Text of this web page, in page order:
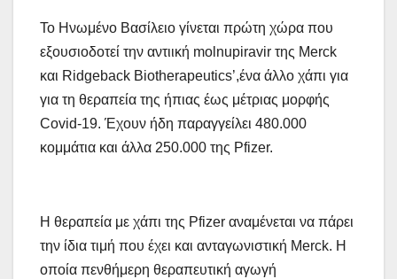
Το Ηνωμένο Βασίλειο γίνεται πρώτη χώρα που
εξουσιοδοτεί την αντιική molnupiravir της Merck
και Ridgeback Biotherapeutics’,ένα άλλο χάπι για
για τη θεραπεία της ήπιας έως μέτριας μορφής
Covid-19. Έχουν ήδη παραγγείλει 480.000
κομμάτια και άλλα 250.000 της Pfizer.
Η θεραπεία με χάπι της Pfizer αναμένεται να πάρει
την ίδια τιμή που έχει και ανταγωνιστική Merck. Η
οποία πενθήμερη θεραπευτική αγωγή